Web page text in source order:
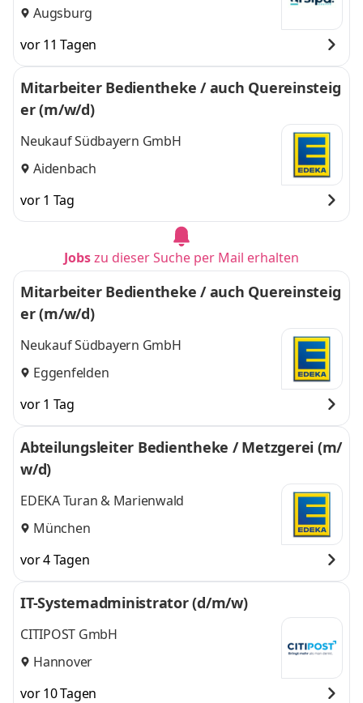
Augsburg
vor 11 Tagen
Mitarbeiter Bedientheke / auch Quereinsteig
er (m/w/d)
Neukauf Südbayern GmbH
Aidenbach
vor 1 Tag
Jobszu dieser Suche per Mail erhalten
Mitarbeiter Bedientheke / auch Quereinsteig
er (m/w/d)
Neukauf Südbayern GmbH
Eggenfelden
vor 1 Tag
Abteilungsleiter Bedientheke / Metzgerei (m/
w/d)
EDEKA Turan & Marienwald
München
vor 4 Tagen
IT-Systemadministrator (d/m/w)
CITIPOST GmbH
Hannover
vor 10 Tagen